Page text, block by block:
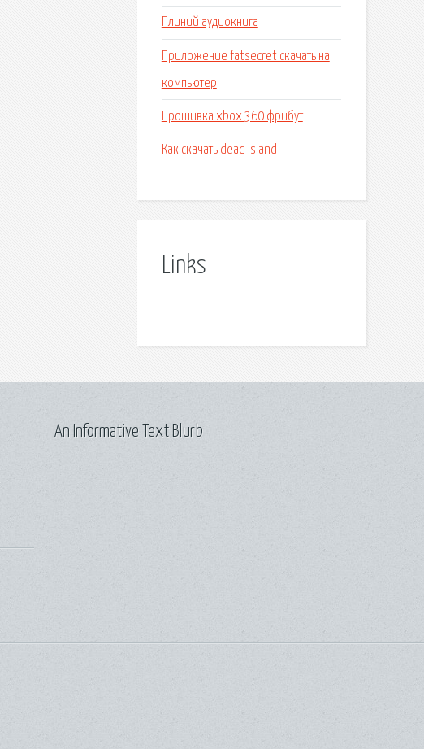
Плиний аудиокнига
Приложение fatsecret скачать на
компьютер
Прошивка xbox 360 фрибут
Как скачать dead island
Links
An Informative Text Blurb